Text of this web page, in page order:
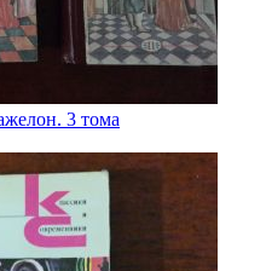
3 тома